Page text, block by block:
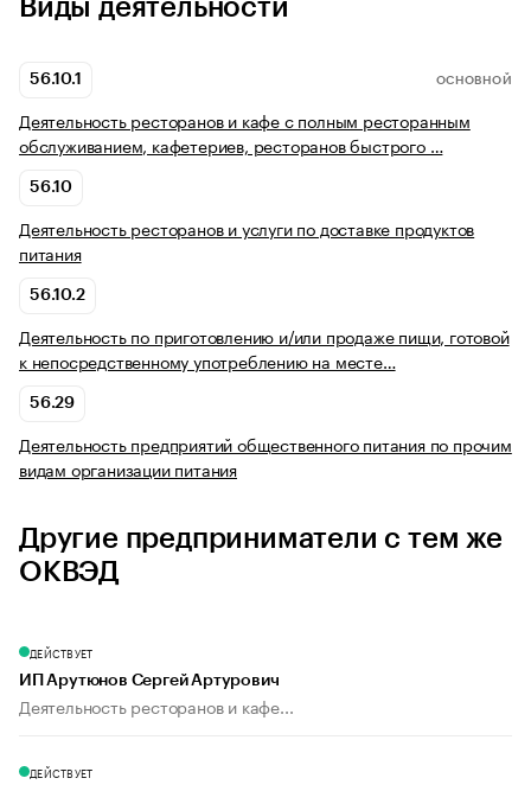
Виды деятельности
56.10.1 ОСНОВНОЙ
Деятельность ресторанов и кафе с полным ресторанным
обслуживанием, кафетериев, ресторанов быстрого …
56.10
Деятельность ресторанов и услуги по доставке продуктов
питания
56.10.2
Деятельность по приготовлению и/или продаже пищи, готовой
к непосредственному употреблению на месте…
56.29
Деятельность предприятий общественного питания по прочим
видам организации питания
Другие предприниматели с тем же
ОКВЭД
ДЕЙСТВУЕТ
ИП Арутюнов Сергей Артурович
Деятельность ресторанов и кафе...
ДЕЙСТВУЕТ